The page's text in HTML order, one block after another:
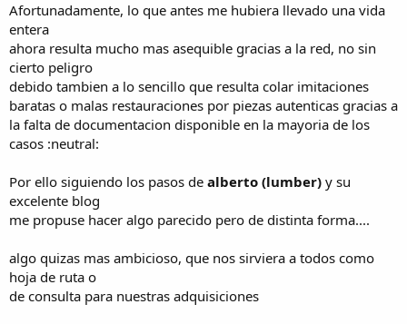
Afortunadamente, lo que antes me hubiera llevado una vida
entera
ahora resulta mucho mas asequible gracias a la red, no sin
cierto peligro
debido tambien a lo sencillo que resulta colar imitaciones
baratas o malas restauraciones por piezas autenticas gracias a
la falta de documentacion disponible en la mayoria de los
casos :neutral:
Por ello siguiendo los pasos de alberto (lumber) y su
excelente blog
me propuse hacer algo parecido pero de distinta forma....
algo quizas mas ambicioso, que nos sirviera a todos como
hoja de ruta o
de consulta para nuestras adquisiciones